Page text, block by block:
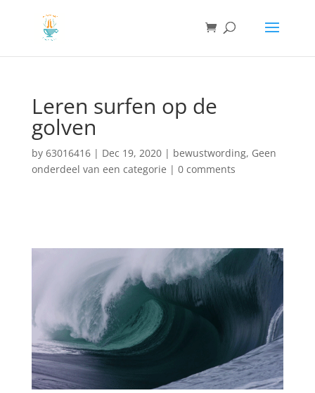
Leren surfen op de
golven
by 63016416| Dec 19, 2020| bewustwording, Geen
onderdeel van een categorie | 0 comments